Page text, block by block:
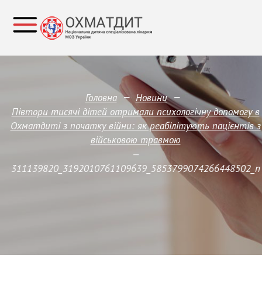
Головна — Новини —
Півтори тисячі дітей отримали психологічну допомогу в
Охматдиті з початку війни: як реабілітують пацієнтів з
військовою травмою
—
311139820_3192010761109639_5853799074266448502_n